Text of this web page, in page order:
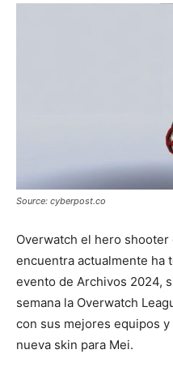
Source: cyberpost.co
Overwatch el hero shooter
encuentra actualmente ha
evento de Archivos 2024,
semana la Overwatch
con sus mejores equipos
nueva skin para Mei.